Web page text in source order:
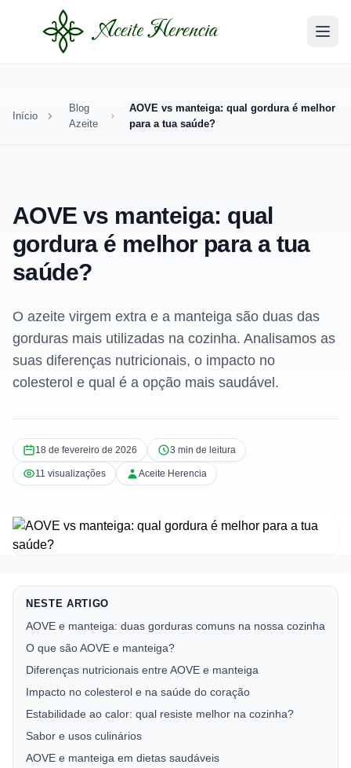
Início
Blog
Azeite
AOVE vs manteiga: qual gordura é melhor
para a tua saúde?
AOVE vs manteiga: qual
gordura é melhor para a tua
saúde?
O azeite virgem extra e a manteiga são duas das
gorduras mais utilizadas na cozinha. Analisamos as
suas diferenças nutricionais, o impacto no
colesterol e qual é a opção mais saudável.
18 de fevereiro de 2026 3 min de leitura
11 visualizações Aceite Herencia
NESTE ARTIGO
AOVE e manteiga: duas gorduras comuns na nossa cozinha
O que são AOVE e manteiga?
Diferenças nutricionais entre AOVE e manteiga
Impacto no colesterol e na saúde do coração
Estabilidade ao calor: qual resiste melhor na cozinha?
Sabor e usos culinários
AOVE e manteiga em dietas saudáveis